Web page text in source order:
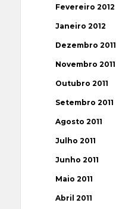
Fevereiro 2012
Janeiro 2012
Dezembro 2011
Novembro 2011
Outubro 2011
Setembro 2011
Agosto 2011
Julho 2011
Junho 2011
Maio 2011
Abril 2011